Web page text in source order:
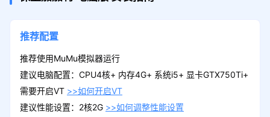
推荐配置
推荐使用MuMu模拟器运行
建议电脑配置：CPU4核+ 内存4G+ 系统i5+ 显卡GTX750Ti+
需要开启VT >>如何开启VT
建议性能设置：2核2G >>如何调整性能设置